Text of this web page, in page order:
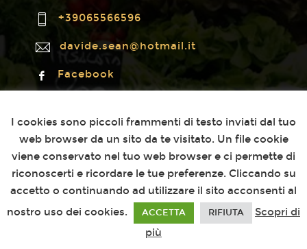
+39065566596
davide.sean@hotmail.it
Facebook
Lunedì 09:00 - 17:00
Martedì 09:00 - 17:00
09:00 - 17:00
I cookies sono piccoli frammenti di testo inviati dal tuo
web browser da un sito da te visitato. Un file cookie
viene conservato nel tuo web browser e ci permette di
riconoscerti e ricordare le tue preferenze. Cliccando su
accetto o continuando ad utilizzare il sito acconsenti al
nostro uso dei cookies.
ACCETTA RIFIUTA
Scopri di
più